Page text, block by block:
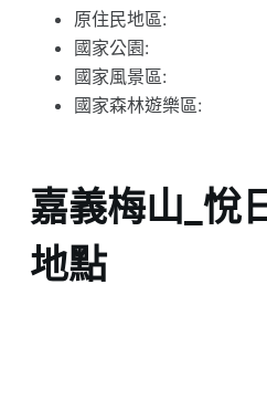
原住民地區:
國家公園:
國家風景區:
國家森林遊樂區:
嘉義梅山_悅
地點